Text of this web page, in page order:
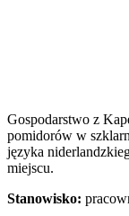
Gospodarstwo z
pomidorów w
języka
miejscu.
Stanowisko: